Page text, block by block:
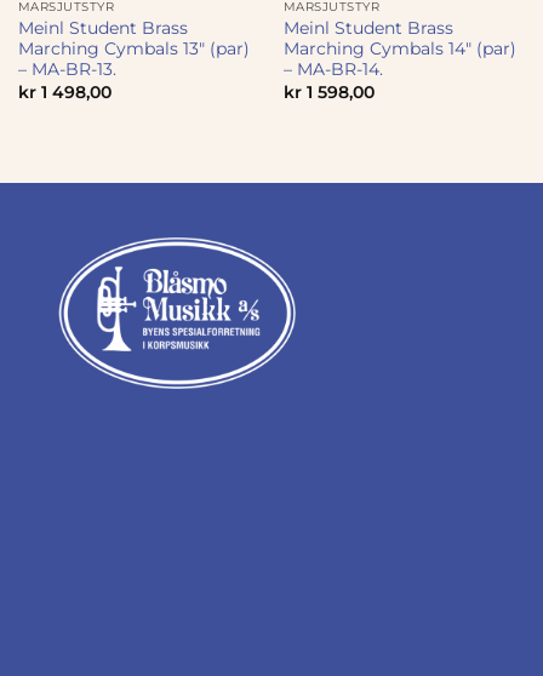
MARSJUTSTYR
Meinl Student Brass
Marching Cymbals 13″ (par)
– MA-BR-13.
kr1 498,00
MARSJUTSTYR
Meinl Student Brass
Marching Cymbals 14″ (par)
– MA-BR-14.
kr1 598,00